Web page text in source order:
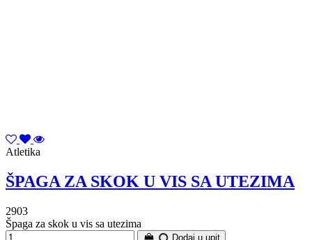
Atletika
ŠPAGA ZA SKOK U VIS SA UTEZIMA
2903
Špaga za skok u vis sa utezima
Dodaj u upit